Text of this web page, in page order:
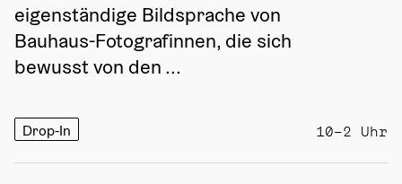
eigenständige Bildsprache von
Bauhaus-Fotografinnen, die sich
bewusst von den ...
Drop-In 10–2 Uhr